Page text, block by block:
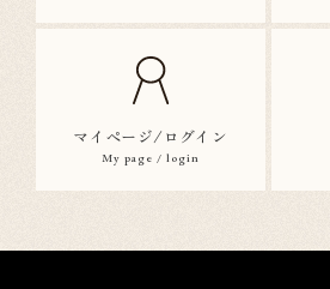
マイページ/ログイン
My page / login